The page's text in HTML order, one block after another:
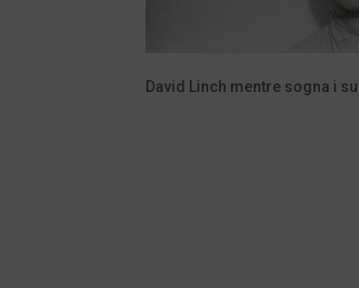
David Linch mentre sogna i